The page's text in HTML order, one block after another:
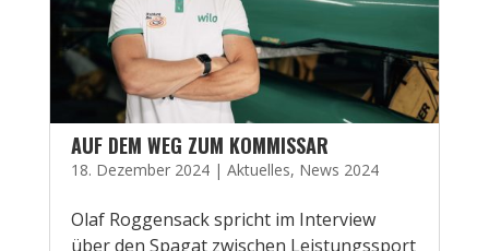
AUF DEM WEG ZUM KOMMISSAR
18. Dezember 2024| Aktuelles, News 2024
Olaf Roggensack spricht im Interview
über den Spagat zwischen Leistungssport